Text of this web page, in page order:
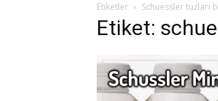
Etiketler Schuessler tuzları
Etiket: